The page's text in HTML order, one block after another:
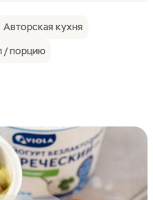
Авторская кухня
/ порцию